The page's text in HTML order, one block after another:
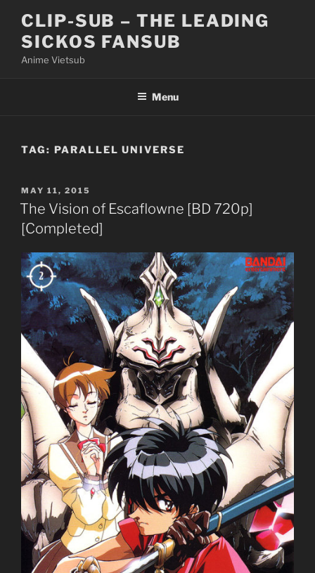
content
CLIP-SUB – THE LEADING
SICKOS FANSUB
Anime Vietsub
Menu
TAG: PARALLEL UNIVERSE
POSTED
ON
MAY 11, 2015
The Vision of Escaflowne [BD 720p]
[Completed]